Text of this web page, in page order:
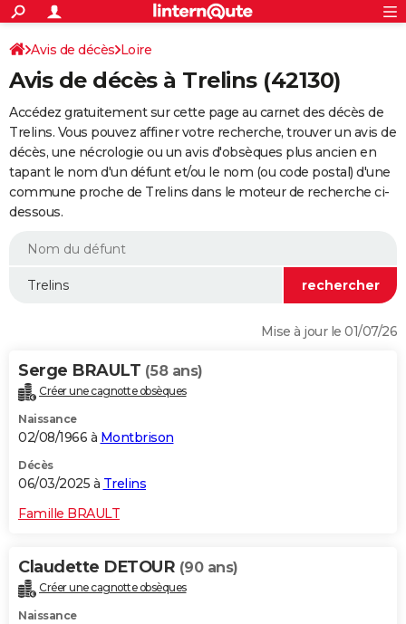
ACTUALITÉS
Politique
Société
Faits Divers
Education
Monde
Villes
+
SPORT
Coupe du monde 2026
Football
Tennis
Cyclisme
Rugby
Forum
Programme TV
TNT
Streaming
Cinéma
Sorties cinéma
Musique
+
FINANCE
Retraite
Epargne
Immobilier
Risques naturels par ville
Assurance
AUTO
Essais
Réserver un essai
Citadines
Berlines
SUV
Forum auto
+
HIGH-TECH
BRICOLAGE
WEEK-END
Alimentation
Guide de la santé
Maladies
Médicaments
Sommeil
VOYAGE
Destinations
City break
Voyage nature
Voyage de noces
Forum
Climat
+PHOTO
GUIDES D'ACHAT
Carte de Noël
Carte Bonne année
Carte Saint-Valentin
Carte Pâques
Carte d'anniversaire
DICTIONNAIRE
Dictionnaire
Biographies
Citations
Expressions
Proverbes
PROGRAMME TV
Avis de décès Loire
Avis de décès à Trelins (42130)
Accédez gratuitement sur cette page au carnet des décès de
Trelins. Vous pouvez affiner votre recherche, trouver un avis de
décès, une nécrologie ou un avis d'obsèques plus ancien en
tapant le nom d'un défunt et/ou le nom (ou code postal) d'une
commune proche de Trelins dans le moteur de recherche ci-
dessous.
Mise à jour le 01/07/26
Serge BRAULT (58 ans)
Créer une cagnotte obsèques
Naissance
02/08/1966 à Montbrison
Décès
06/03/2025 à Trelins
Famille BRAULT
Claudette DETOUR (90 ans)
Créer une cagnotte obsèques
Naissance